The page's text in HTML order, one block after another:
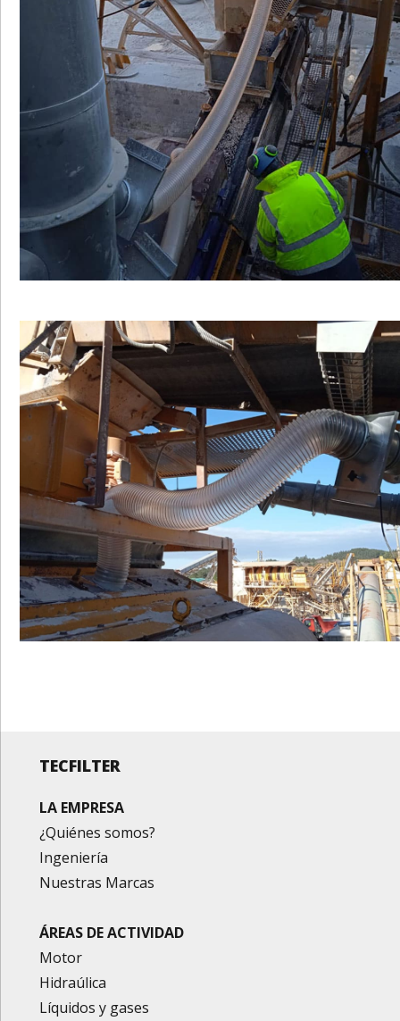
TECFILTER
LA EMPRESA
¿Quiénes somos?
Ingeniería
Nuestras Marcas
ÁREAS DE ACTIVIDAD
Motor
Hidraúlica
Líquidos y gases